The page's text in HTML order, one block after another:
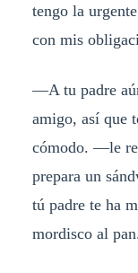
tengo la
con mis
—A tu padre
amigo, así que
cómodo. —le
prepara un
tú padre te ha
mordisco al